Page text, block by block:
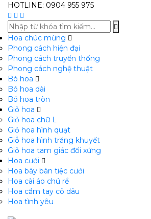
HOTLINE: 0904 955 975
Hoa chúc mừng
Phong cách hiện đại
Phong cách truyền thống
Phong cách nghệ thuật
Bó hoa
Bó hoa dài
Bó hoa tròn
Giỏ hoa
Giỏ hoa chữ L
Giỏ hoa hình quạt
Giỏ̉ hoa hình trăng khuyết
Giỏ hoa tam giác đối xứng
Hoa cưới
Hoa bày bàn tiệc cưới
Hoa cài áo chú rể
Hoa cầm tay cô dâu
Hoa tình yêu